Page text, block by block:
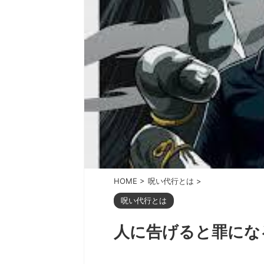
HOME > 呪い代行とは >
呪い代行とは
人に告げると罪に